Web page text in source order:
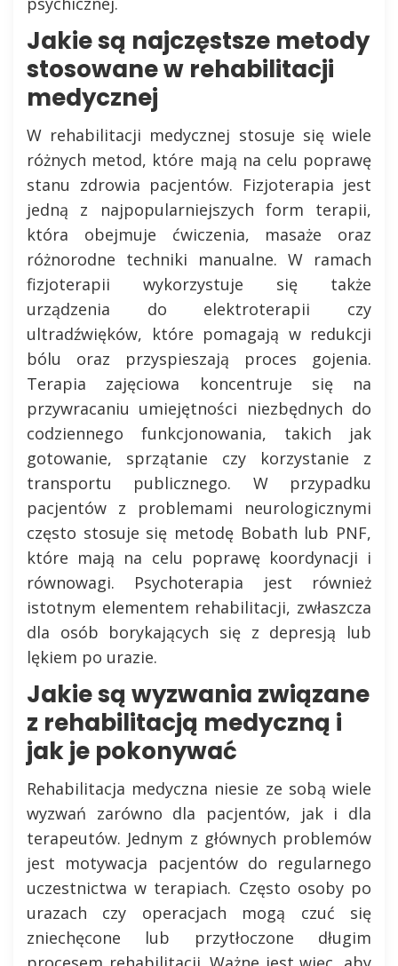
Jakie są najczęstsze metody
stosowane w rehabilitacji
medycznej
W rehabilitacji medycznej stosuje się wiele
różnych metod, które mają na celu poprawę
stanu zdrowia pacjentów. Fizjoterapia jest
jedną z najpopularniejszych form terapii,
która obejmuje ćwiczenia, masaże oraz
różnorodne techniki manualne. W ramach
fizjoterapii wykorzystuje się także
urządzenia do elektroterapii czy
ultradźwięków, które pomagają w redukcji
bólu oraz przyspieszają proces gojenia.
Terapia zajęciowa koncentruje się na
przywracaniu umiejętności niezbędnych do
codziennego funkcjonowania, takich jak
gotowanie, sprzątanie czy korzystanie z
transportu publicznego. W przypadku
pacjentów z problemami neurologicznymi
często stosuje się metodę Bobath lub PNF,
które mają na celu poprawę koordynacji i
równowagi. Psychoterapia jest również
istotnym elementem rehabilitacji, zwłaszcza
dla osób borykających się z depresją lub
lękiem po urazie.
Jakie są wyzwania związane
z rehabilitacją medyczną i
jak je pokonywać
Rehabilitacja medyczna niesie ze sobą wiele
wyzwań zarówno dla pacjentów, jak i dla
terapeutów. Jednym z głównych problemów
jest motywacja pacjentów do regularnego
uczestnictwa w terapiach. Często osoby po
urazach czy operacjach mogą czuć się
zniechęcone lub przytłoczone długim